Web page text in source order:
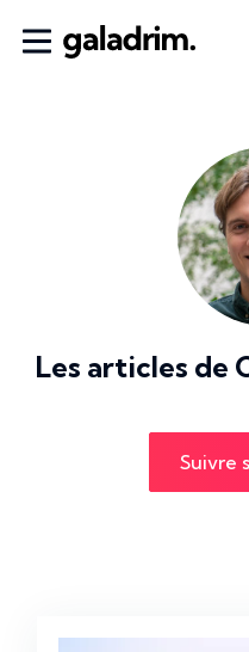
Les articles de
Suivre